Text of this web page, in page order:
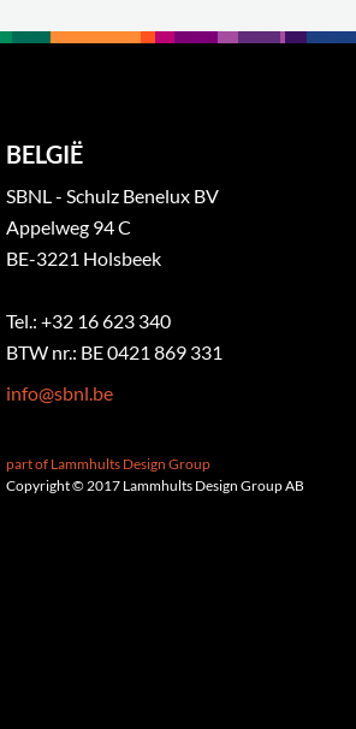
BELGIË
SBNL - Schulz Benelux BV
Appelweg 94 C
BE-3221 Holsbeek
Tel.: +32 16 623 340
BTW nr.: BE 0421 869 331
info@sbnl.be
part of Lammhults Design Group
Copyright © 2017 Lammhults Design Group AB